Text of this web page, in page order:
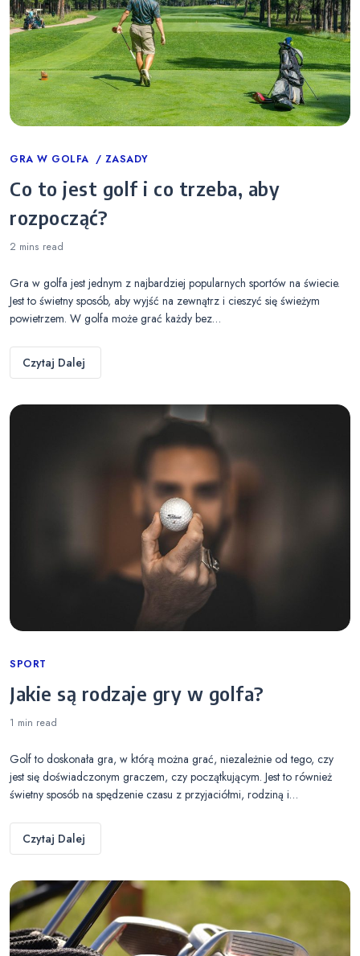
Categories
GRA W GOLFA ZASADY
Co to jest golf i co trzeba, aby
rozpocząć?
2 mins read
Gra w golfa jest jednym z najbardziej popularnych sportów na świecie.
Jest to świetny sposób, aby wyjść na zewnątrz i cieszyć się świeżym
powietrzem. W golfa może grać każdy bez…
Czytaj Dalej
Categories
SPORT
Jakie są rodzaje gry w golfa?
1 min read
Golf to doskonała gra, w którą można grać, niezależnie od tego, czy
jest się doświadczonym graczem, czy początkującym. Jest to również
świetny sposób na spędzenie czasu z przyjaciółmi, rodziną i…
Czytaj Dalej